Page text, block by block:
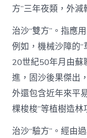
方”三年夜類，外減
治沙“雙方”。指應
例如，機械沙障的“
20世紀50年月由蘇
進，固沙後果傑出
外還包含近年來平
棵梭梭”等植樹造林
治沙“驗方”。經由